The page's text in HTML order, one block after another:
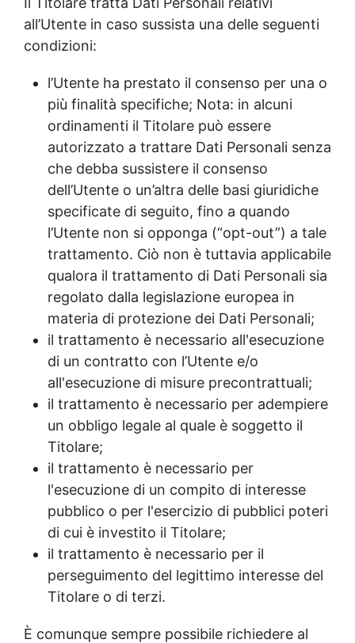
all’Utente in caso sussista una delle seguenti
condizioni:
l’Utente ha prestato il consenso per una o
più finalità specifiche; Nota: in alcuni
ordinamenti il Titolare può essere
autorizzato a trattare Dati Personali senza
che debba sussistere il consenso
dell’Utente o un’altra delle basi giuridiche
specificate di seguito, fino a quando
l’Utente non si opponga (“opt-out”) a tale
trattamento. Ciò non è tuttavia applicabile
qualora il trattamento di Dati Personali sia
regolato dalla legislazione europea in
materia di protezione dei Dati Personali;
il trattamento è necessario all'esecuzione
di un contratto con l’Utente e/o
all'esecuzione di misure precontrattuali;
il trattamento è necessario per adempiere
un obbligo legale al quale è soggetto il
Titolare;
il trattamento è necessario per
l'esecuzione di un compito di interesse
pubblico o per l'esercizio di pubblici poteri
di cui è investito il Titolare;
il trattamento è necessario per il
perseguimento del legittimo interesse del
Titolare o di terzi.
È comunque sempre possibile richiedere al